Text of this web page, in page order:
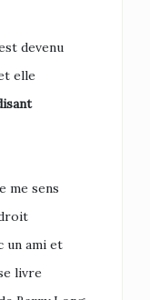
devenu
elle
me sens
un ami et
livre